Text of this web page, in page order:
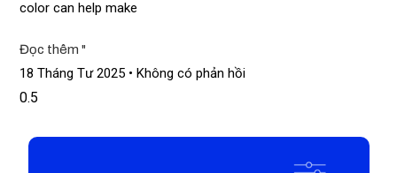
color can help make
Đọc thêm "
18 Tháng Tư 2025 Không có phản hồi